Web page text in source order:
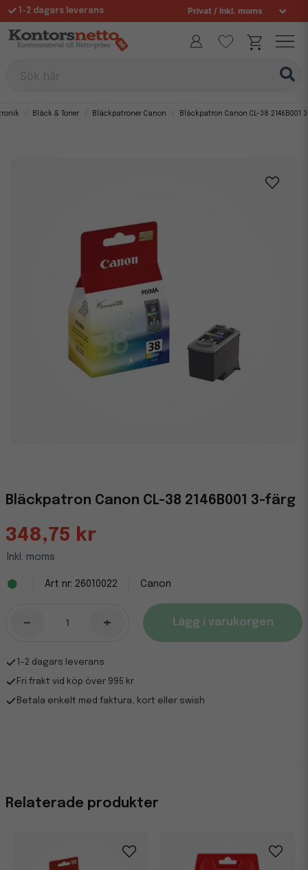
1-2 dagars leverans
Fri frakt över 995 kr
Bläck & Toner Bläckpatroner Canon Bläckpatron Canon CL-38 2146B001
Bläckpatron Canon CL-38 2146B001 3-färg
348,75 kr
Inkl. moms
26010022 Canon
- + Lägg i varukorgen
1-2 dagars leverans
Fri frakt vid köp över 995 kr
Betala enkelt med faktura, kort eller swish
Relaterade produkter